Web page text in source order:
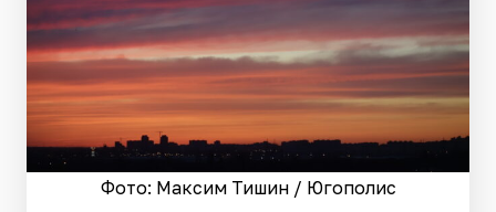
Фото: Максим Тишин / Югополис